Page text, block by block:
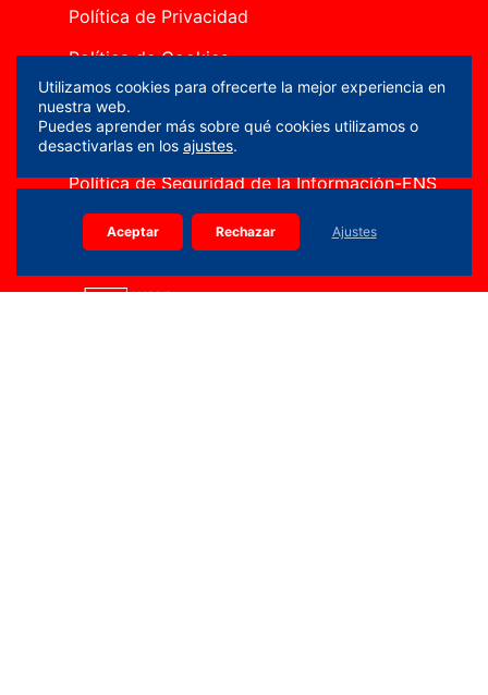
Política de Privacidad
Política de Cookies
Canal Ético
Mapa del sitio
Política de Seguridad de la Información-ENS
Utilizamos cookies para ofrecerte la mejor experiencia en
nuestra web.
Puedes aprender más sobre qué cookies utilizamos o
desactivarlas en los ajustes.
Aceptar Rechazar Ajustes